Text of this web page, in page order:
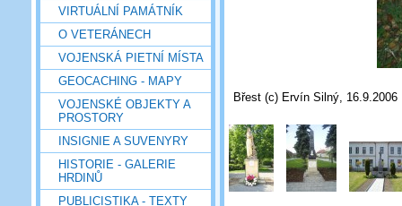
VIRTUÁLNÍ PAMÁTNÍK
O VETERÁNECH
VOJENSKÁ PIETNÍ MÍSTA
GEOCACHING - MAPY
VOJENSKÉ OBJEKTY A
PROSTORY
INSIGNIE A SUVENYRY
HISTORIE - GALERIE
HRDINŮ
PUBLICISTIKA - TEXTY
Břest (c) Ervín Silný, 16.9.2006